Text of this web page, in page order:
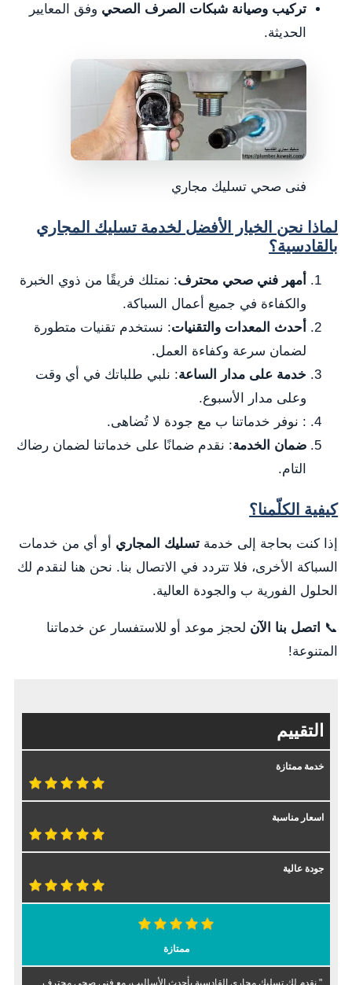
تركيب وصيانة شبكات الصرف الصحي وفق المعايير
الحديثة.
فنى صحي تسليك مجاري
لماذا نحن الخيار الأفضل لخدمة تسليك المجاري
بالقادسية؟
أمهر فني صحي محترف: نمتلك فريقًا من ذوي الخبرة
والكفاءة في جميع أعمال السباكة.
أحدث المعدات والتقنيات: نستخدم تقنيات متطورة
لضمان سرعة وكفاءة العمل.
خدمة على مدار الساعة: نلبي طلباتك في أي وقت
وعلى مدار الأسبوع.
: نوفر خدماتنا ب مع جودة لا تُضاهى.
ضمان الخدمة: نقدم ضمانًا على خدماتنا لضمان رضاك
التام.
كيفية الكلّمنا؟
إذا كنت بحاجة إلى خدمة تسليك المجاري
أو أي من خدمات
السباكة الأخرى، فلا تتردد في الاتصال بنا. نحن هنا لنقدم لك
الحلول الفورية ب والجودة العالية.
📞 اتصل بنا الآن لحجز موعد أو للاستفسار عن خدماتنا
المتنوعة!
التقييم
خدمة ممتازة
اسعار مناسبة
جودة عالية
ممتازة
" نقدم لك تسليك مجاري القادسية بأحدث الأساليب، مع فني صحي محترف